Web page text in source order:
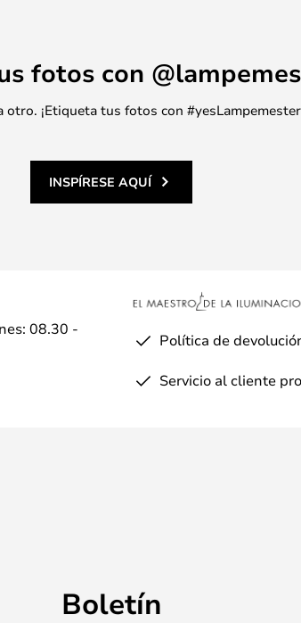
fotos con
¡Etiqueta tus fotos con
INSPÍRESE AQUÍ
08.30 -
Política de
Servicio al cliente
Boletín